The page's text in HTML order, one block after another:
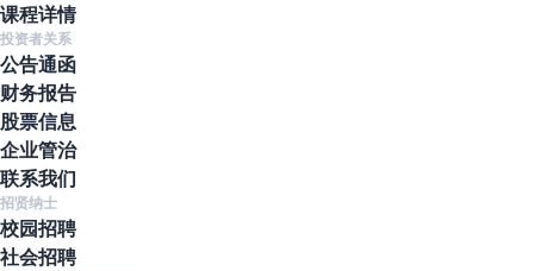
课程详情
投资者关系
公告通函
财务报告
股票信息
企业管治
联系我们
招贤纳士
校园招聘
社会招聘